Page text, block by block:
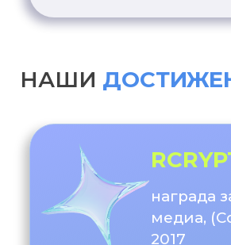
ИСТОРИИРОСТА
150+
публикаций в ведущих СМИ
Продвижение через личный